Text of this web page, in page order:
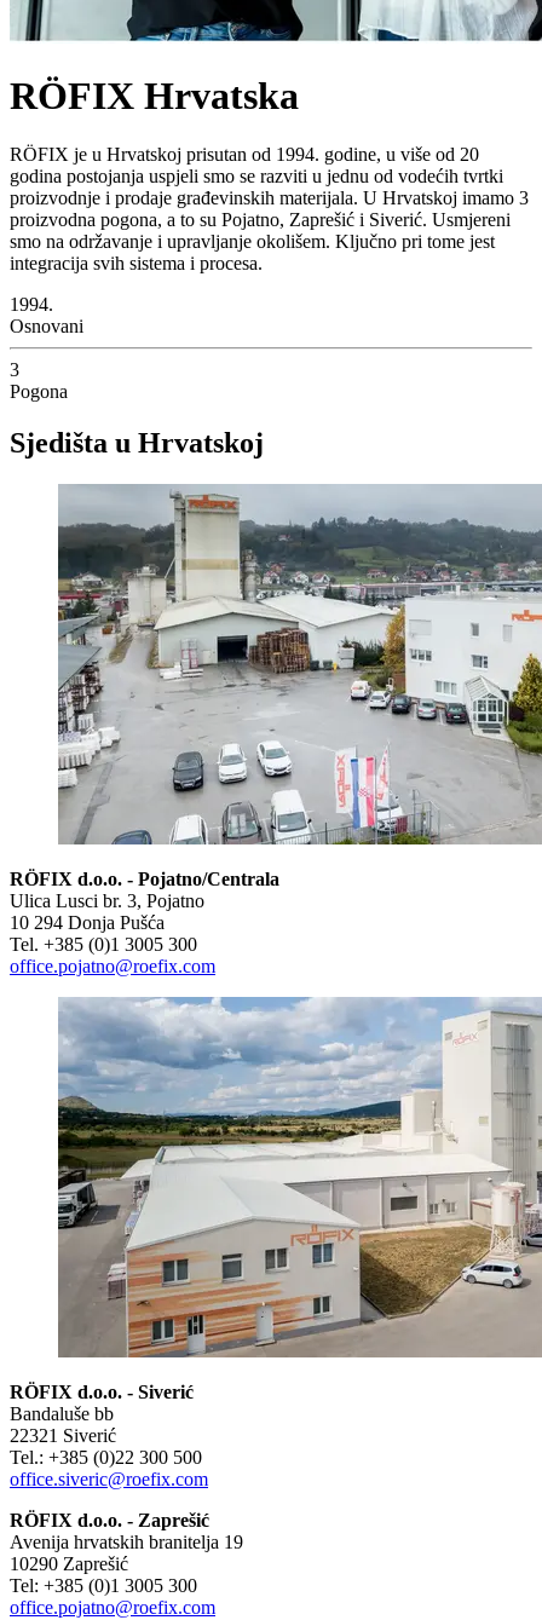
RÖFIX Hrvatska
RÖFIX je u Hrvatskoj prisutan od 1994. godine, u više od 20
godina postojanja uspjeli smo se razviti u jednu od vodećih tvrtki
proizvodnje i prodaje građevinskih materijala. U Hrvatskoj imamo 3
proizvodna pogona, a to su Pojatno, Zaprešić i Siverić. Usmjereni
smo na održavanje i upravljanje okolišem. Ključno pri tome jest
integracija svih sistema i procesa.
1994.
Osnovani
3
Pogona
Sjedišta u Hrvatskoj
RÖFIX d.o.o. - Pojatno/Centrala
Ulica Lusci br. 3, Pojatno
10 294 Donja Pušća
Tel. +385 (0)1 3005 300
office.pojatno@roefix.com
RÖFIX d.o.o. - Siverić
Bandaluše bb
22321 Siverić
Tel.: +385 (0)22 300 500
office.siveric@roefix.com
RÖFIX d.o.o. - Zaprešić
Avenija hrvatskih branitelja 19
10290 Zaprešić
Tel: +385 (0)1 3005 300
office.pojatno@roefix.com